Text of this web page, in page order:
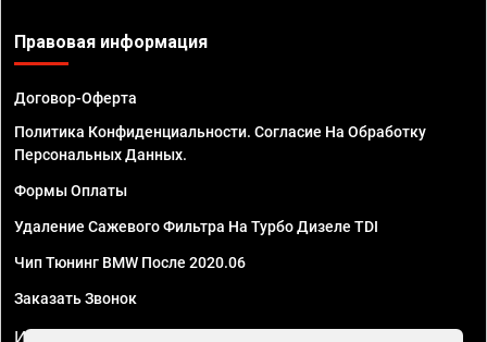
Правовая информация
Договор-Оферта
Политика Конфиденциальности. Согласие На Обработку
Персональных Данных.
Формы Оплаты
Удаление Сажевого Фильтра На Турбо Дизеле TDI
Чип Тюнинг BMW После 2020.06
Заказать Звонок